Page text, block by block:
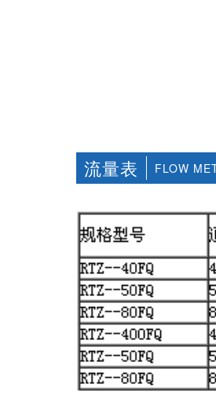
流量表 FLOW